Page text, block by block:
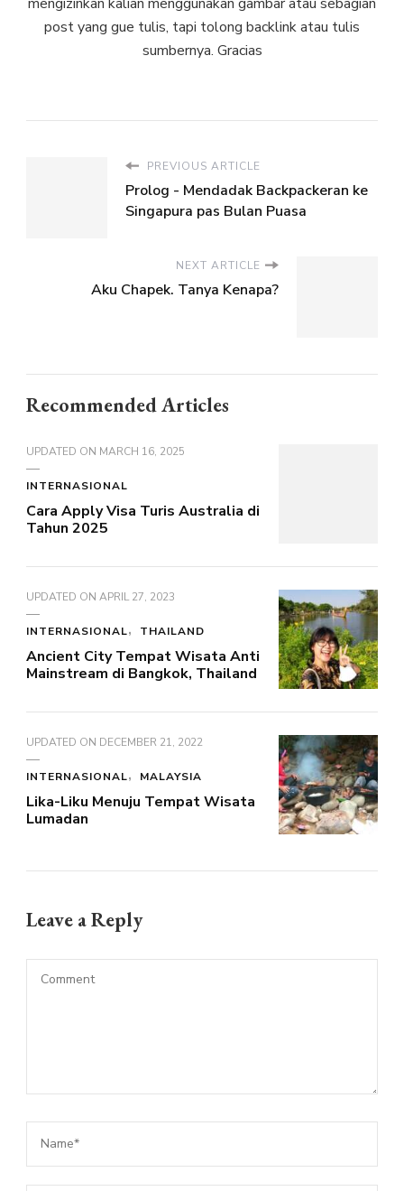
post yang gue tulis, tapi tolong backlink atau tulis
sumbernya. Gracias
PREVIOUS ARTICLE
Prolog - Mendadak Backpackeran ke
Singapura pas Bulan Puasa
NEXT ARTICLE
Aku Chapek. Tanya Kenapa?
Recommended Articles
UPDATED ON MARCH 16, 2025
INTERNASIONAL
Cara Apply Visa Turis Australia di
Tahun 2025
UPDATED ON APRIL 27, 2023
INTERNASIONAL THAILAND
Ancient City Tempat Wisata Anti
Mainstream di Bangkok, Thailand
UPDATED ON DECEMBER 21, 2022
INTERNASIONAL MALAYSIA
Lika-Liku Menuju Tempat Wisata
Lumadan
Leave a Reply